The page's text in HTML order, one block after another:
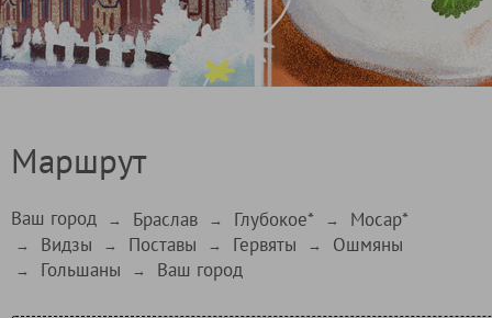
Маршрут
Ваш город → Браслав → Глубокое* → Мосар*
→ Видзы → Поставы → Гервяты → Ошмяны
→ Гольшаны → Ваш город